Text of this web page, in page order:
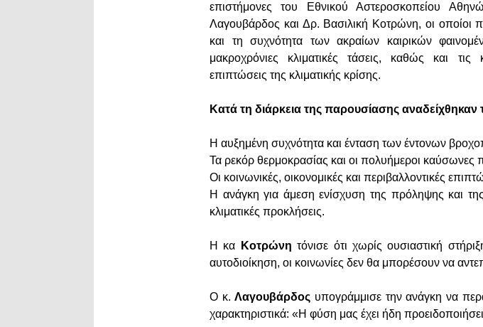
επιστήμονες του Εθνικού Αστεροσκοπείου
Λαγουβάρδος και Δρ. Βασιλική Κοτρώνη, οι οποίοι
και τη συχνότητα των ακραίων καιρικών
μακροχρόνιες κλιματικές τάσεις, καθώς και τις
επιπτώσεις της κλιματικής κρίσης.
Κατά τη διάρκεια της παρουσίασης αναδείχθηκαν
Η αυξημένη συχνότητα και ένταση των έντονων
Τα ρεκόρ θερμοκρασίας και οι πολυήμεροι καύσωνες
Οι κοινωνικές, οικονομικές και περιβαλλοντικές
Η ανάγκη για άμεση ενίσχυση της πρόληψης και
κλιματικές προκλήσεις.
Η κα Κοτρώνη τόνισε ότι χωρίς ουσιαστική
αυτοδιοίκηση, οι κοινωνίες δεν θα μπορέσουν να
Ο κ.Λαγουβάρδος υπογράμμισε την ανάγκη να
χαρακτηριστικά: «Η φύση μας έχει ήδη